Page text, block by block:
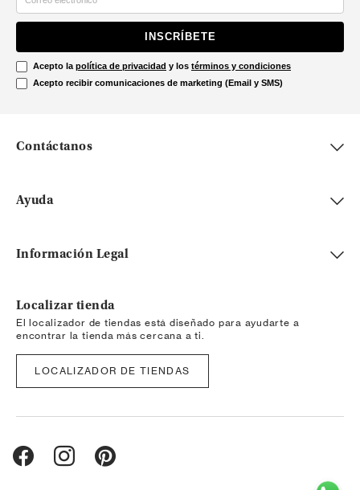
INSCRÍBETE
Acepto la política de privacidad y los términos y condiciones
Acepto recibir comunicaciones de marketing (Email y SMS)
Contáctanos
Ayuda
Información Legal
Localizar tienda
El localizador de tiendas está diseñado para ayudarte a
encontrar la tienda más cercana a ti.
LOCALIZADOR DE TIENDAS